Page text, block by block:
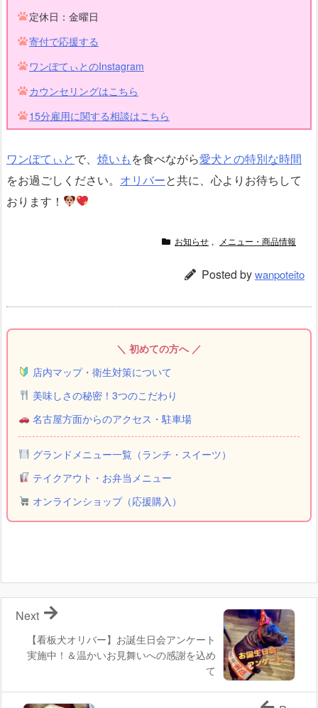
定休日：金曜日
寄付で応援する
ワンぽてぃとのInstagram
カウンセリングはこちら
15分雇用に関する相談はこちら
ワンぽてぃとで、 焼いもを食べながら愛犬との特別な時間
をお過ごしください。 オリバーと共に、心よりお待ちして
おります！
お知らせ , メニュー・商品情報
Posted bywanpoteito
＼ 初めての方へ ／
店内マップ・衛生対策について
美味しさの秘密！3つのこだわり
名古屋方面からのアクセス・駐車場
グランドメニュー一覧（ランチ・スイーツ）
テイクアウト・お弁当メニュー
オンラインショップ（応援購入）
【看板犬オリバー】お誕生日会アンケート
実施中！＆温かいお見舞いへの感謝を込め
て
Next